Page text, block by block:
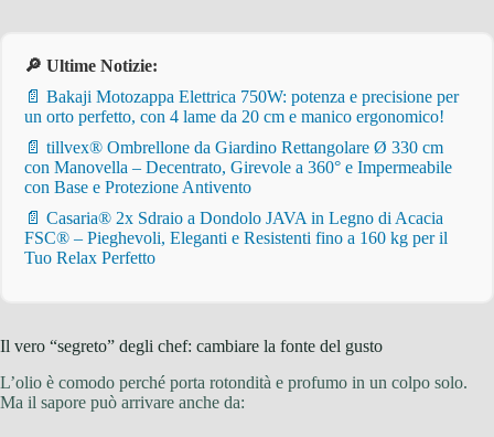
🔎 Ultime Notizie:
📄 Bakaji Motozappa Elettrica 750W: potenza e precisione per
un orto perfetto, con 4 lame da 20 cm e manico ergonomico!
📄 tillvex® Ombrellone da Giardino Rettangolare Ø 330 cm
con Manovella – Decentrato, Girevole a 360° e Impermeabile
con Base e Protezione Antivento
📄 Casaria® 2x Sdraio a Dondolo JAVA in Legno di Acacia
FSC® – Pieghevoli, Eleganti e Resistenti fino a 160 kg per il
Tuo Relax Perfetto
Il vero “segreto” degli chef: cambiare la fonte del gusto
L’olio è comodo perché porta rotondità e profumo in un colpo solo.
Ma il sapore può arrivare anche da: